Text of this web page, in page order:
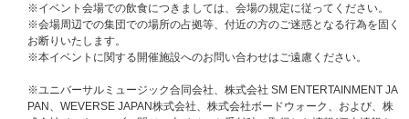
【5】マイナンバーカード (※通知カードは不可)
【6】顔写真付き学生証・生徒手帳 (※在学中のものに限る)
■【6】顔写真付き学生証・生徒手帳について
発行の身分証明書でも可
※ただし、生徒氏名記入欄の無いものや記入欄に名前の記入のないものは不
※イベント会場での飲食につきましては、会場の規定に従ってください。
※会場周辺での集団での場所の占拠等、付近の方のご迷惑となる行為を固く
お断りいたします。
※本イベントに関する開催施設へのお問い合わせはご遠慮ください。
※ユニバーサルミュージック合同会社、株式会社 SM ENTERTAINMENT JA
PAN、WEVERSE JAPAN株式会社、株式会社ボードウォーク、および、株